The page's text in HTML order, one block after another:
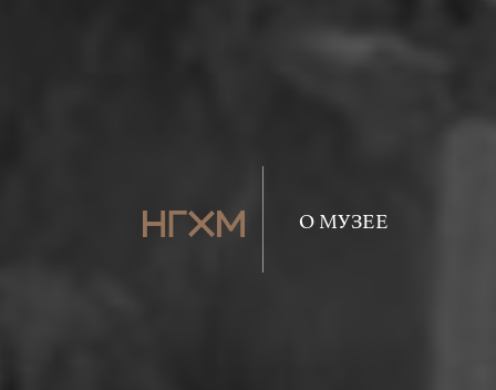
О МУЗЕЕ